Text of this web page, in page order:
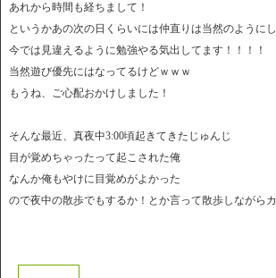
あれから時間も経ちまして！
というかあの次の日くらいには仲直りは当然のように
今では見違えるように勉強やる気出してます！！！！
当然遊び優先にはなってるけどｗｗｗ
もうね、ご心配おかけしました！
そんな最近、真夜中3:00頃起きてきたじゅんじ
目が覚めちゃったって起こされた俺
なんか俺もやけに目覚めがよかった
ので夜中の散歩でもするか！とか言って散歩しながら